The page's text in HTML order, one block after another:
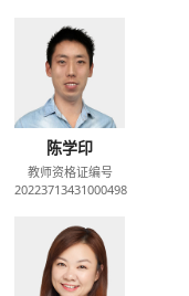
陈学印
教师资格证编号
20223713431000498